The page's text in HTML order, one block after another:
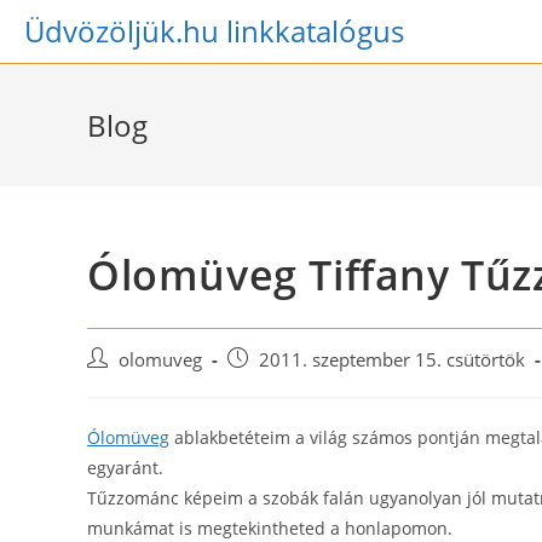
SkipÜdvözöljük.hu linkkatalógus
Blog
Ólomüveg Tiffany
Post olomuveg
Post 2011. szeptember 15. csütörtök
Ólomüveg ablakbetéteim a világ számos pontján
egyaránt.
Tűzzománc képeim a szobák falán ugyanolyan jól
munkámat is megtekintheted a honlapomon.